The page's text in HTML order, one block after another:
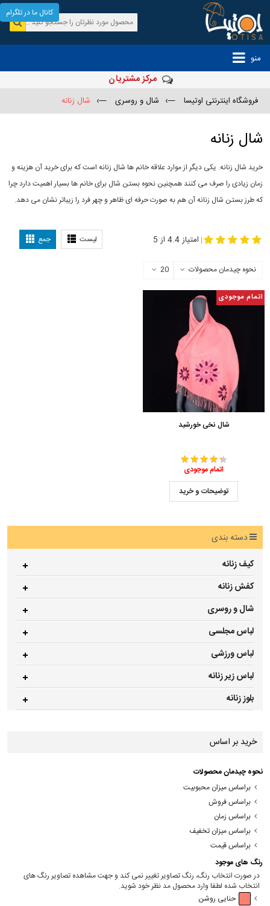
منو
مرکز مشتریان
فروشگاه اینترنتی اوتیسا —› شال و روسری —› شال زنانه
شال زنانه
خرید شال زنانه. یکی دیگر از موارد علاقه خانم ها شال زنانه است که برای خرید آن هزینه و
زمان زیادی را صرف می کنند همچنین نحوه بستن شال برای خانم ها بسیار اهمیت دارد چرا
که طرز بستن شال زنانه آن هم به صورت حرفه ای ظاهر و چهر فرد را زیباتر نشان می دهد.
لیست جمع | امتیاز 4.4 از 5
نحوه چیدمان محصولات 20
اتمام موجودی
شال نخی خورشید
اتمام موجودی
توضیحات و خرید
دسته بندی
کیف زنانه
کفش زنانه
شال و روسری
لباس مجلسی
لباس ورزشی
لباس زیر زنانه
بلوز زنانه
خرید بر اساس
نحوه چیدمان محصولات
براساس میزان محبوبیت
براساس فروش
براساس زمان
براساس میزان تخفیف
براساس قیمت
رنگ های موجود
در صورت انتخاب رنگ، رنگ تصاویر تغییر نمی کند و جهت مشاهده تصاویر رنگ های
انتخاب شده لطفا وارد محصول مد نظر خود شوید.
حنایی روشن
کانال ما در تلگرام